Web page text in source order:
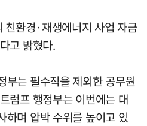
환경·재생에너지 사업 자금
고 밝혔다.
부는 필수직을 제외한 공무원
럼프 행정부는 이번에는 대
하며 압박 수위를 높이고 있